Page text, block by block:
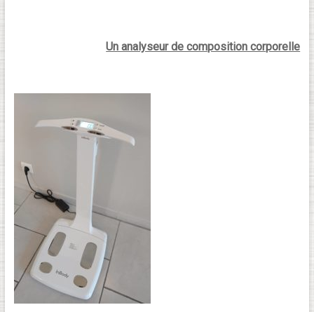
Un analyseur de composition corporelle